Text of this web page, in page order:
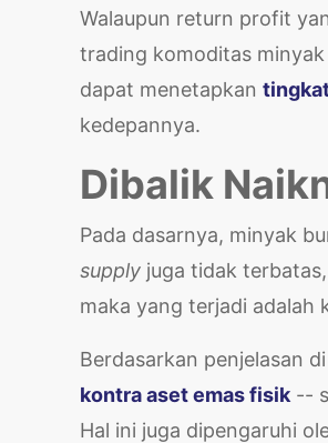
Walaupun return profit
trading komoditas
dapat menetapkan
kedepannya.
Dibalik
Pada dasarnya, minyak
supply juga tidak
maka yang terjadi adalah
Berdasarkan penjelasan
kontra aset emas fisik --
Hal ini juga dipengaruhi